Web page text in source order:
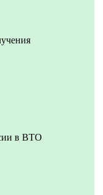
в ВТО